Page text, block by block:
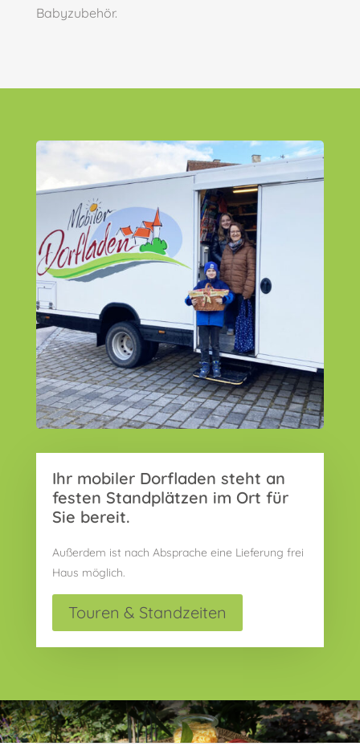
Babyzubehör.
Ihr mobiler Dorfladen steht an
festen Standplätzen im Ort für
Sie bereit.
Außerdem ist nach Absprache eine Lieferung frei
Haus möglich.
Touren & Standzeiten